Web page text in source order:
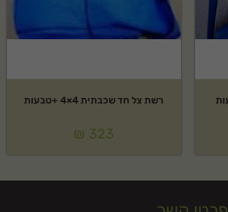
רשת צל חד שכבתית 4×4 +טבעות
₪ 323